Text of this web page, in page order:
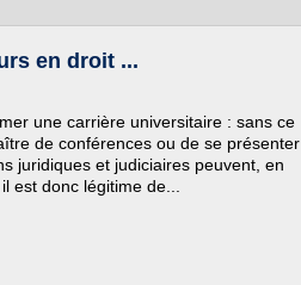
en droit ...
une carrière universitaire : sans ce
de conférences ou de se présenter
juridiques et judiciaires peuvent, en
est donc légitime de...